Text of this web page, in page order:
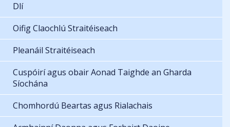
Dlí
Oifig Claochlú Straitéiseach
Pleanáil Straitéiseach
Cuspóirí agus obair Aonad Taighde an Gharda
Síochána
Chomhordú Beartas agus Rialachais